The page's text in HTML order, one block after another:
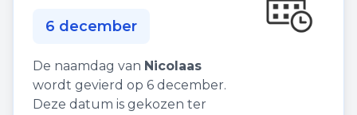
6 december
De naamdag van Nicolaas
wordt gevierd op 6 december.
Deze datum is gekozen ter